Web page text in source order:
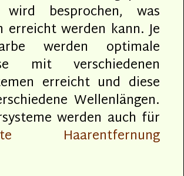
besprochen, was
erreicht werden kann. Je
werden optimale
mit verschiedenen
erreicht und diese
Wellenlängen.
werden auch für
Haarentfernung